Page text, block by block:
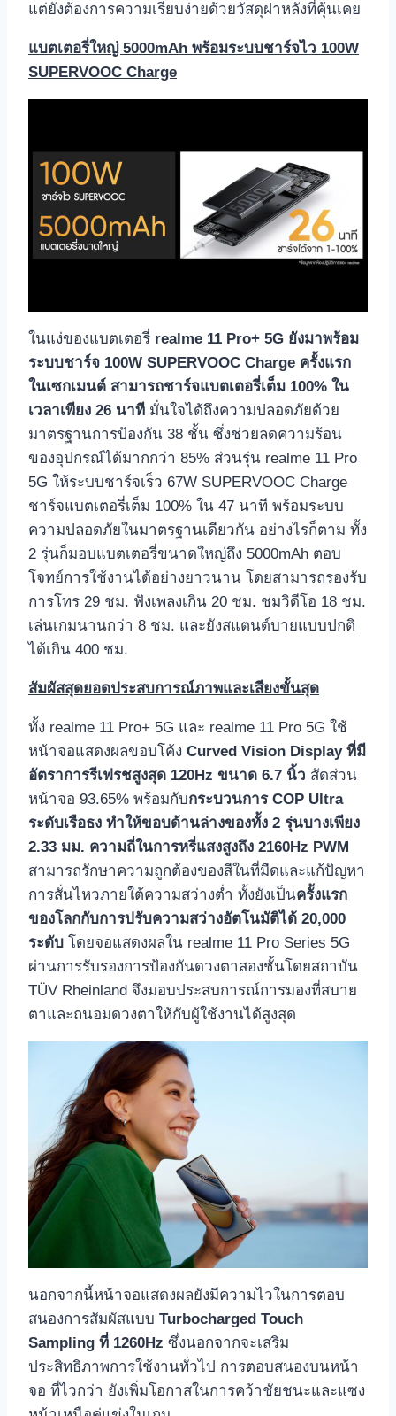
แต่ยังต้องการความเรียบง่ายด้วยวัสดุฝาหลังที่คุ้นเคย
แบตเตอรี่ใหญ่ 5000mAh พร้อมระบบชาร์จไว 100W
SUPERVOOC Charge
ในแง่ของแบตเตอรี่ realme 11 Pro+ 5G ยังมาพร้อม
ระบบชาร์จ 100W SUPERVOOC Charge ครั้งแรก
ในเซกเมนต์ สามารถชาร์จแบตเตอรี่เต็ม 100% ใน
เวลาเพียง 26 นาที มั่นใจได้ถึงความปลอดภัยด้วย
มาตรฐานการป้องกัน 38 ชั้น ซึ่งช่วยลดความร้อน
ของอุปกรณ์ได้มากกว่า 85% ส่วนรุ่น realme 11 Pro
5G ให้ระบบชาร์จเร็ว 67W SUPERVOOC Charge
ชาร์จแบตเตอรี่เต็ม 100% ใน 47 นาที พร้อมระบบ
ความปลอดภัยในมาตรฐานเดียวกัน อย่างไรก็ตาม ทั้ง
2 รุ่นก็มอบแบตเตอรี่ขนาดใหญ่ถึง 5000mAh ตอบ
โจทย์การใช้งานได้อย่างยาวนาน โดยสามารถรองรับ
การโทร 29 ชม. ฟังเพลงเกิน 20 ชม. ชมวิดีโอ 18 ชม.
เล่นเกมนานกว่า 8 ชม. และยังสแตนด์บายแบบปกติ
ได้เกิน 400 ชม.
สัมผัสสุดยอดประสบการณ์ภาพและเสียงขั้นสุด
ทั้ง realme 11 Pro+ 5G และ realme 11 Pro 5G ใช้
หน้าจอแสดงผลขอบโค้ง Curved Vision Display ที่มี
อัตราการรีเฟรชสูงสุด 120Hz ขนาด 6.7 นิ้ว สัดส่วน
หน้าจอ 93.65% พร้อมกับกระบวนการ COP Ultra
ระดับเรือธง ทำให้ขอบด้านล่างของทั้ง 2 รุ่นบางเพียง
2.33 มม. ความถี่ในการหรี่แสงสูงถึง 2160Hz PWM
สามารถรักษาความถูกต้องของสีในที่มืดและแก้ปัญหา
การสั่นไหวภายใต้ความสว่างต่ำ ทั้งยังเป็นครั้งแรก
ของโลกกับการปรับความสว่างอัตโนมัติได้ 20,000
ระดับ โดยจอแสดงผลใน realme 11 Pro Series 5G
ผ่านการรับรองการป้องกันดวงตาสองชั้นโดยสถาบัน
TÜV Rheinland จึงมอบประสบการณ์การมองที่สบาย
ตาและถนอมดวงตาให้กับผู้ใช้งานได้สูงสุด
นอกจากนี้หน้าจอแสดงผลยังมีความไวในการตอบ
สนองการสัมผัสแบบ Turbocharged Touch
Sampling ที่ 1260Hz ซึ่งนอกจากจะเสริม
ประสิทธิภาพการใช้งานทั่วไป การตอบสนองบนหน้า
จอ ที่ไวกว่า ยังเพิ่มโอกาสในการคว้าชัยชนะและแซง